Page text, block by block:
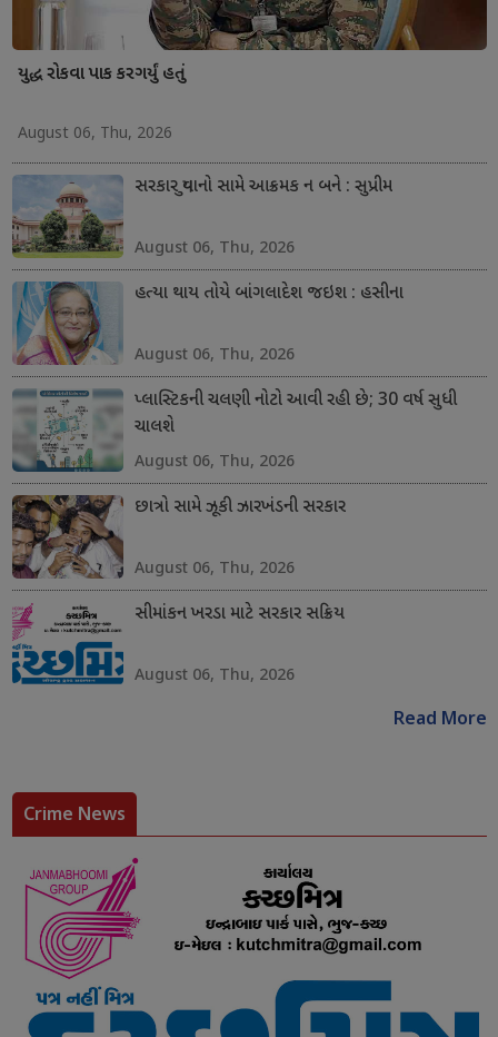
યુદ્ધ રોકવા પાક કરગર્યું હતું
August 06, Thu, 2026
સરકાર યુવાનો સામે આક્રમક ન બને : સુપ્રીમ
August 06, Thu, 2026
હત્યા થાય તોયે બાંગલાદેશ જઇશ : હસીના
August 06, Thu, 2026
પ્લાસ્ટિકની ચલણી નોટો આવી રહી છે; 30 વર્ષ સુધી
ચાલશે
August 06, Thu, 2026
છાત્રો સામે ઝૂકી ઝારખંડની સરકાર
August 06, Thu, 2026
સીમાંકન ખરડા માટે સરકાર સક્રિય
August 06, Thu, 2026
Read More
Crime News